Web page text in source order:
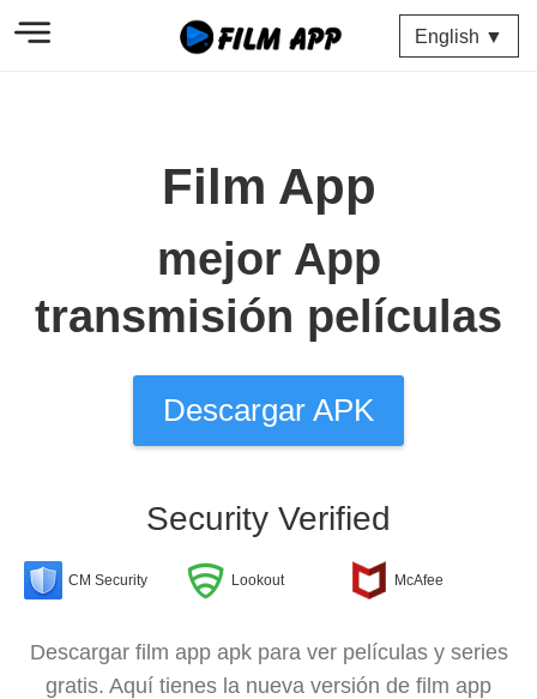
English ▼
Film App
mejor App
transmisión películas
Descargar APK
Security Verified
CM Security Lookout McAfee
Descargar film app apk para ver películas y series
gratis. Aquí tienes la nueva versión de film app